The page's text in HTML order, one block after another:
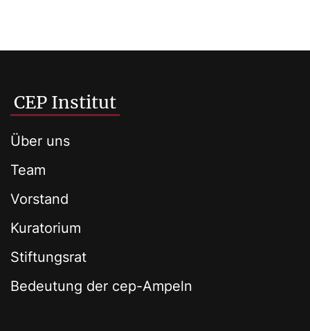
CEP Institut
Über uns
Team
Vorstand
Kuratorium
Stiftungsrat
Bedeutung der cep-Ampeln